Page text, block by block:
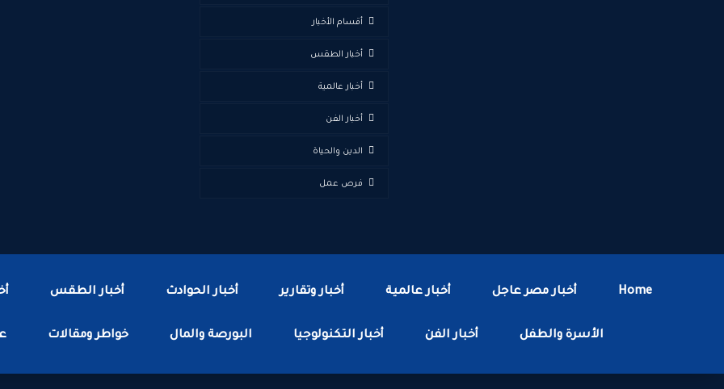
أقسام الأخبار
أخبار الطقس
أخبار عالمية
أخبار الفن
الدين والحياة
فرص عمل
Home أخبار مصر عاجل أخبار عالمية أخبار وتقارير أخبار الحوادث أخبار الطقس
الأسرة والطفل أخبار الفن أخبار التكنولوجيا البورصة والمال خواطر ومقالات